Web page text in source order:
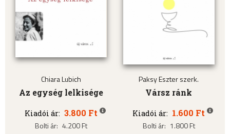
Chiara Lubich
Az egység lelkisége
Kiadói ár: 3.800 Ft
Bolti ár: 4.200 Ft
Paksy Eszter szerk.
Vársz ránk
Kiadói ár: 1.600 Ft
Bolti ár: 1.800 Ft